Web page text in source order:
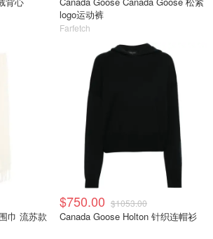
logo运动裤
Farfetch
巾 流苏款
$750.00 $1053.00
Canada Goose Holton 针织连帽衫